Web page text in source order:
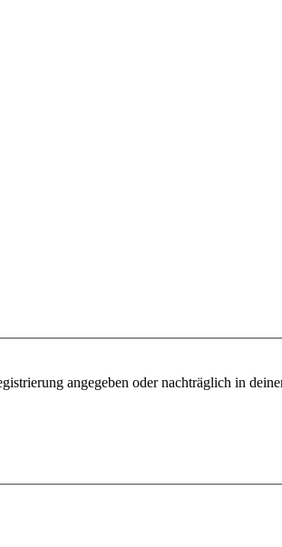
angegeben oder nachträglich in